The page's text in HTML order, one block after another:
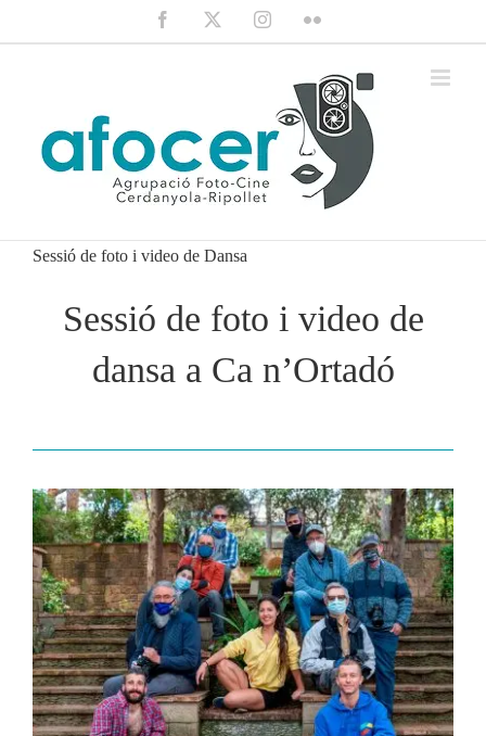
Facebook InstagramFlickr
Sessió de foto i video de Dansa
Sessió de foto i video de
dansa a Ca n’Ortadó